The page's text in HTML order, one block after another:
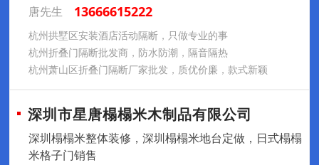
唐先生
13666615222
杭州拱墅区安装酒店活动隔断，只做专业的事
杭州折叠门隔断批发商，防水防潮，隔音隔热
杭州萧山区折叠门隔断厂家批发，质优价廉，款式新颖
深圳市星唐榻榻米木制品有限公司
深圳榻榻米整体装修，深圳榻榻米地台定做，日式榻榻
米格子门销售